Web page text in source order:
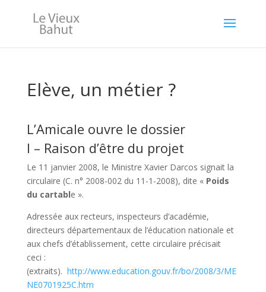
Elève, un métier ?
L’Amicale ouvre le dossier
I – Raison d’être du projet
Le 11 janvier 2008, le Ministre Xavier Darcos signait la
circulaire (C. n° 2008-002 du 11-1-2008), dite « Poids
du cartable ».
Adressée aux recteurs, inspecteurs d’académie,
directeurs départementaux de l’éducation nationale et
aux chefs d’établissement, cette circulaire précisait
ceci :
(extraits). http://www.education.gouv.fr/bo/2008/3/ME
NE0701925C.htm